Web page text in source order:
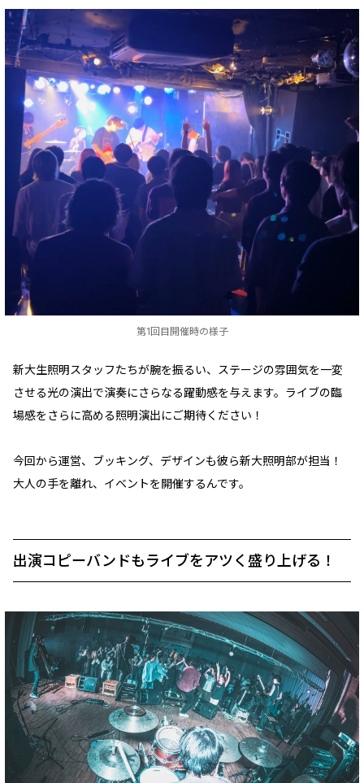
第1回目開催時の様子
新大生照明スタッフたちが腕を振るい、ステージの雰囲気を一変
させる光の演出で演奏にさらなる躍動感を与えます。ライブの臨
場感をさらに高める照明演出にご期待ください！
今回から運営、ブッキング、デザインも彼ら新大照明部が担当！
大人の手を離れ、イベントを開催するんです。
出演コピーバンドもライブをアツく盛り上げる！